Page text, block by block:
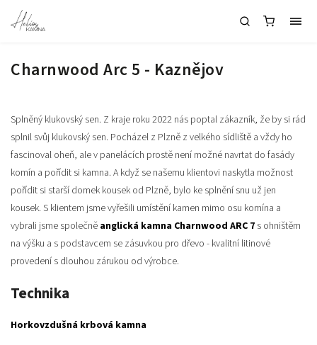
Charnwood Arc 5 - Kaznějov
Splněný klukovský sen. Z kraje roku 2022 nás poptal zákazník, že by si rád
splnil svůj klukovský sen. Pocházel z Plzně z velkého sídliště a vždy ho
fascinoval oheň, ale v panelácích prostě není možné navrtat do fasády
komín a pořídit si kamna. A když se našemu klientovi naskytla možnost
pořídit si starší domek kousek od Plzně, bylo ke splnění snu už jen
kousek. S klientem jsme vyřešili umístění kamen mimo osu komína a
vybrali jsme společně anglická kamna Charnwood ARC 7 s ohništěm
na výšku a s podstavcem se zásuvkou pro dřevo - kvalitní litinové
provedení s dlouhou zárukou od výrobce.
Technika
Horkovzdušná krbová kamna